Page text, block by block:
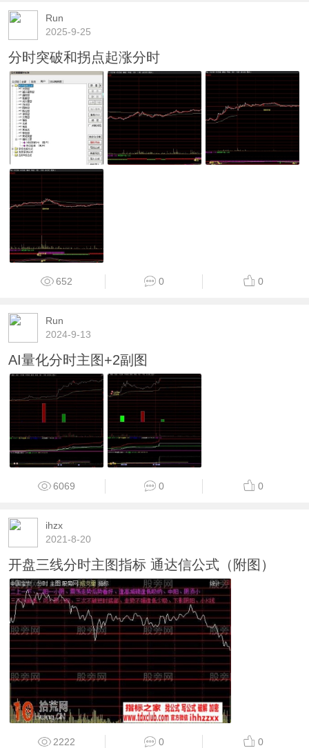
Run
2025-9-25
分时突破和拐点起涨分时
652 0 0
Run
2024-9-13
AI量化分时主图+2副图
6069 0 0
ihzx
2021-8-20
开盘三线分时主图指标 通达信公式（附图）
2222 0 0